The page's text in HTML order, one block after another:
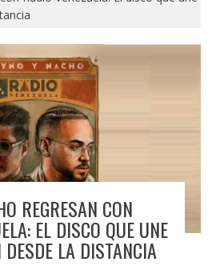
REGRESAN CON
EL DISCO QUE UNE
LA DISTANCIA